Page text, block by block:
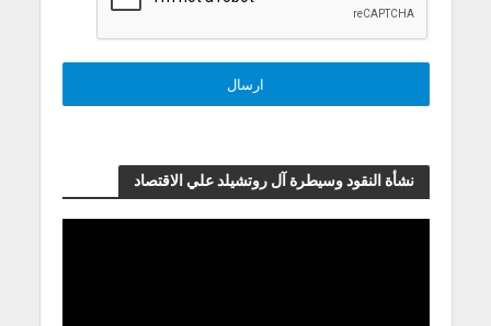
نشأة النقود وسيطرة آل روتشيلد علي الاقتصاد